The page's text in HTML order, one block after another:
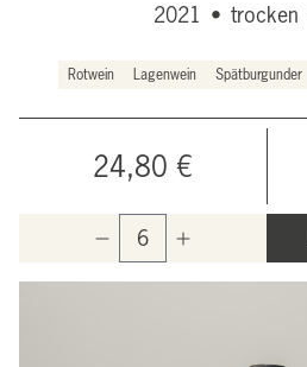
2021 • trocken
Rotwein Lagenwein Spätburgunder
24,80 €